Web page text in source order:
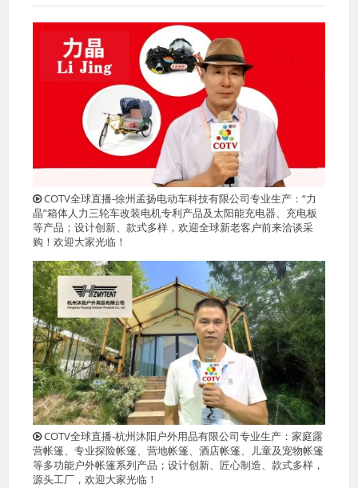
COTV全球直播-徐州孟扬电动车科技有限公司专业生产：“力
晶”箱体人力三轮车改装电机专利产品及太阳能充电器、充电板
等产品；设计创新、款式多样，欢迎全球新老客户前来洽谈采
购！欢迎大家光临！
COTV全球直播-杭州沐阳户外用品有限公司专业生产：家庭露
营帐篷、专业探险帐篷、营地帐篷、酒店帐篷、儿童及宠物帐篷
等多功能户外帐篷系列产品；设计创新、匠心制造、款式多样，
源头工厂，欢迎大家光临！